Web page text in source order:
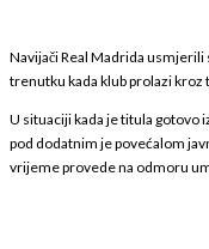
Navijači Real Madrida
trenutku kada klub prolazi kroz
U situaciji kada je titula gotovo
pod dodatnim je povećalom
vrijeme provede na odmoru